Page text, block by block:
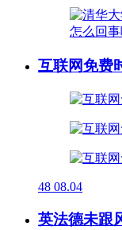
互联网免费
48 08.04
英法德未跟